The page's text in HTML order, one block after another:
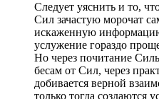
Следует уяснить и то,
Сил зачастую морочат
искаженную
услужение гораздо
Но через почитание
бесам от Сил, через
добивается верной
только тогда создаются